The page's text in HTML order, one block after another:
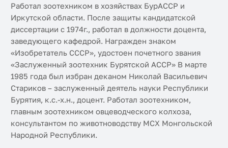
Работал зоотехником в хозяйствах БурАССР и
Иркутской области. После защиты кандидатской
диссертации с 1974г., работал в должности доцента,
заведующего кафедрой. Награжден знаком
«Изобретатель СССР», удостоен почетного звания
«Заслуженный зоотехник Бурятской АССР» В марте
1985 года был избран деканом Николай Васильевич
Стариков – заслуженный деятель науки Республики
Бурятия, к.с.-х.н., доцент. Работал зоотехником,
главным зоотехником овцеводческого колхоза,
консультантом по животноводству МСХ Монгольской
Народной Республики.